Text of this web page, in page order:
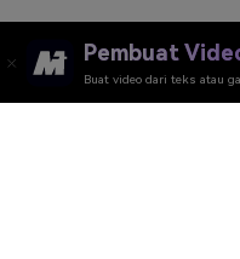
Pembuat
Buat video dari teks atau